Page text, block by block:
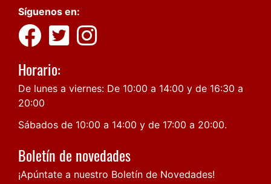
Síguenos en:
Horario:
De lunes a viernes: De 10:00 a 14:00 y de 16:30 a
20:00
Sábados de 10:00 a 14:00 y de 17:00 a 20:00.
Boletín de novedades
¡Apúntate a nuestro Boletín de Novedades!